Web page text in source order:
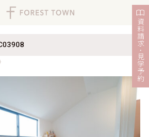
資
料
請
求
・
見
学
予
約